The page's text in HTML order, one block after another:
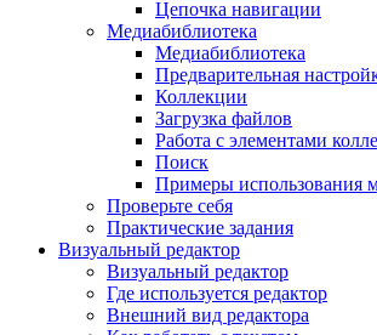
Цепочка навигации
Медиабиблиотека
Медиабиблиотека
Предварительная
Коллекции
Загрузка файлов
Работа с элементами
Поиск
Примеры использования
Проверьте себя
Практические задания
Визуальный редактор
Визуальный редактор
Где используется редактор
Внешний вид редактора